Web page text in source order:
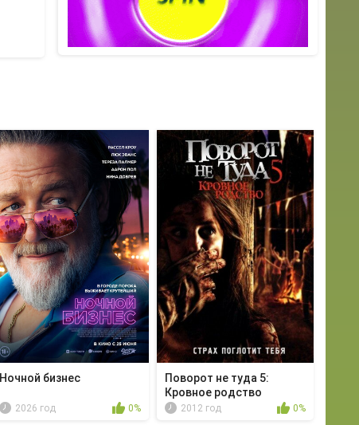
Ночной бизнес
2026 год 0%
Поворот не туда 5:
Кровное родство
2012 год 0%